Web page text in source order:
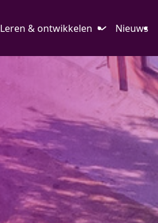
Leren & ontwikkelen Nieuws